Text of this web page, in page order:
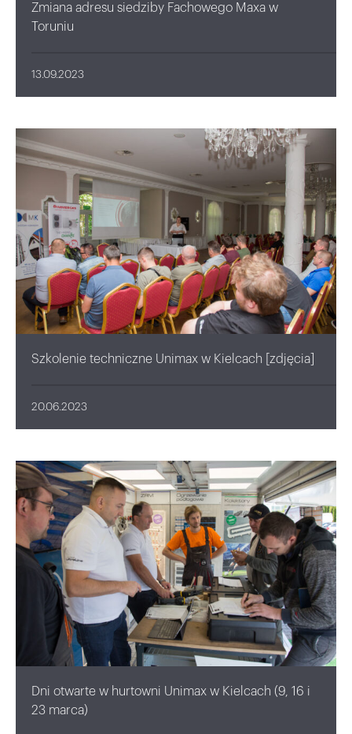
Zmiana adresu siedziby Fachowego Maxa w
Toruniu
13.09.2023
Szkolenie techniczne Unimax w Kielcach [zdjęcia]
20.06.2023
Dni otwarte w hurtowni Unimax w Kielcach (9, 16 i
23 marca)